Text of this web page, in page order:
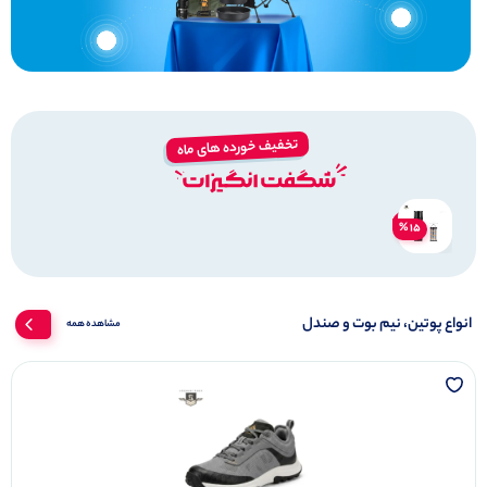
تخفیف خورده های ماه
15 %
انواع پوتین، نیم بوت و صندل مشاهده همه